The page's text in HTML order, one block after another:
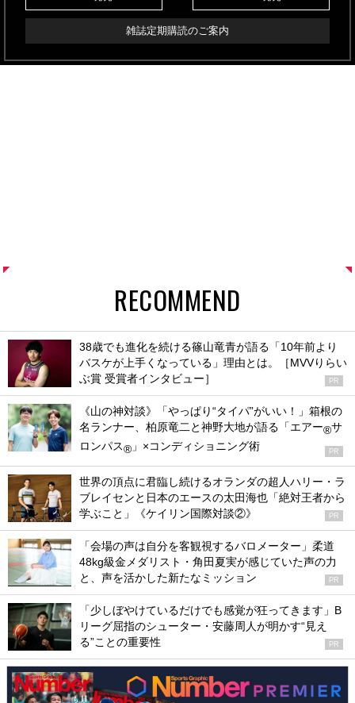
雑誌定期購読のご案内
RECOMMEND
38歳でも進化を続ける篠山竜青が語る「10年前より
バスケが上手くなっている」理由とは。［MVVりらい
ぶ賞 受賞者インタビュー］
PR
《山の神対談》「やっぱり“タイパ”がいい！」箱根の
名ランナー、柏原竜二と神野大地が語る「エアー®サ
ロンパス® 」×コンディショニング術 PR
世界の頂点に君臨し続けるオランダの超人ハリー・ラ
ブレイセンと日本のエースの太田海也「絶対王者から
学ぶこと」《ケイリン国際対談②》
PR
「会場の声は自分を客観視するバロメーター」柔道
48kg級金メダリスト・角田夏実が感じていた声の力
と、声を活かした新たなミッション
PR
「少しぼやけているだけでも感覚が狂ってきます」B
リーグ屈指のシューター・安藤周人が明かす“見え
る”ことの重要性
PR